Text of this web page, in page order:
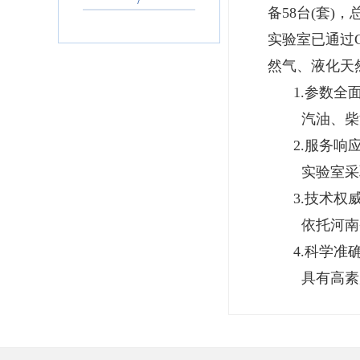
备58台(套)，
实验室已通过
然气、液化天
1.参数全
汽油、
2.服务响
实验室
3.技术权
依托河
4.科学准
具有高